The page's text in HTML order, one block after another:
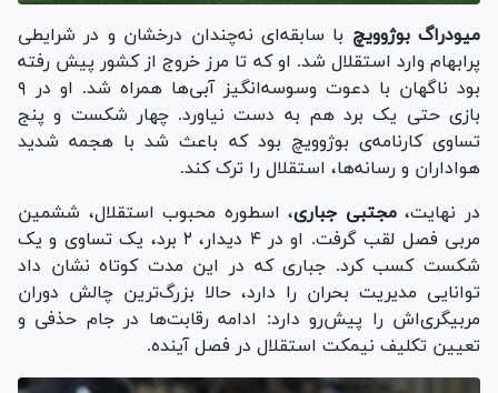
میودراگ بوژوویچ با سابقه‌ای نه‌چندان درخشان و در شرایطی
پرابهام وارد استقلال شد. او که تا مرز خروج از کشور پیش رفته
بود ناگهان با دعوت وسوسه‌انگیز آبی‌ها همراه شد. او در ۹
بازی حتی یک برد هم به دست نیاورد. چهار شکست و پنج
تساوی کارنامه‌ی بوژوویچ بود که باعث شد با هجمه شدید
هواداران و رسانه‌ها، استقلال را ترک کند.
در نهایت،مجتبی جباری، اسطوره محبوب استقلال، ششمین
مربی فصل لقب گرفت. او در ۴ دیدار، ۲ برد، یک تساوی و یک
شکست کسب کرد. جباری که در این مدت کوتاه نشان داد
توانایی مدیریت بحران را دارد، حالا بزرگ‌ترین چالش دوران
مربیگری‌اش را پیش‌رو دارد: ادامه رقابت‌ها در جام حذفی و
تعیین تکلیف نیمکت استقلال در فصل آینده.